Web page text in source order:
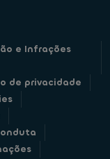
e Infrações
de privacidade